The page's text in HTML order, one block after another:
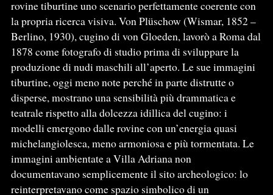
rovine tiburtine uno scenario perfettamente coerente con
la propria ricerca visiva. Von Plüschow (Wismar, 1852 –
Berlino, 1930), cugino di von Gloeden, lavorò a Roma dal
1878 come fotografo di studio prima di sviluppare la
produzione di nudi maschili all’aperto. Le sue immagini
tiburtine, oggi meno note perché in parte distrutte o
disperse, mostrano una sensibilità più drammatica e
teatrale rispetto alla dolcezza idillica del cugino: i
modelli emergono dalle rovine con un’energia quasi
michelangiolesca, meno armoniosa e più tormentata. Le
immagini ambientate a Villa Adriana non
documentavano semplicemente il sito archeologico: lo
reinterpretavano come spazio simbolico di un